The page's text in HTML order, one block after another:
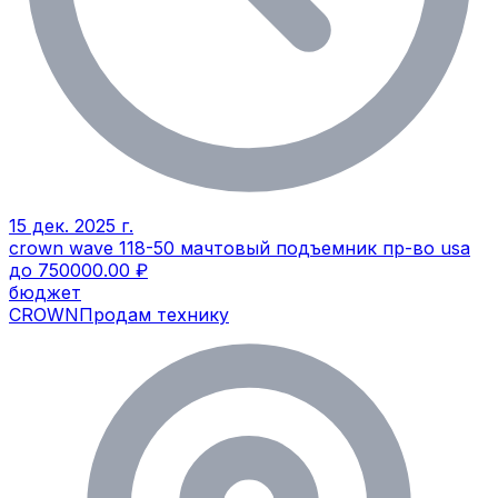
15 дек. 2025 г.
crown wave 118-50 мачтовый подъемник пр-во usa
до 750000.00 ₽
бюджет
CROWNПродам технику